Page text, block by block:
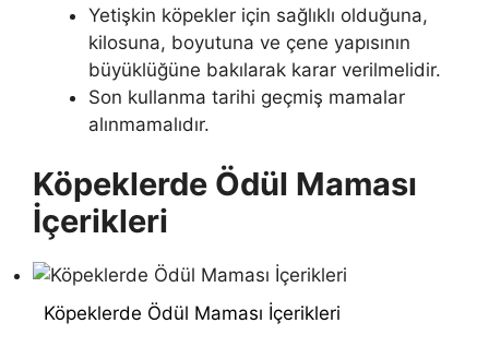
Yetişkin köpekler için sağlıklı olduğuna,
kilosuna, boyutuna ve çene yapısının
büyüklüğüne bakılarak karar verilmelidir.
Son kullanma tarihi geçmiş mamalar
alınmamalıdır.
Köpeklerde Ödül Maması
İçerikleri
Köpeklerde Ödül Maması İçerikleri